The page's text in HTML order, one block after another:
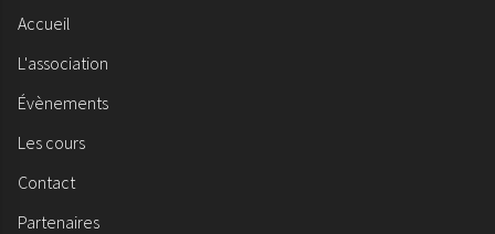
Accueil
L'association
Évènements
Les cours
Contact
Partenaires